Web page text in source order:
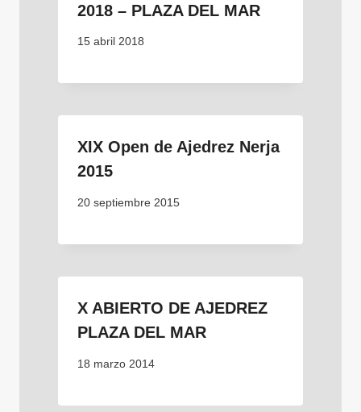
2018 – PLAZA DEL MAR
15 abril 2018
XIX Open de Ajedrez Nerja
2015
20 septiembre 2015
X ABIERTO DE AJEDREZ
PLAZA DEL MAR
18 marzo 2014